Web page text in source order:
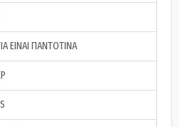
ΕΙΝΑΙ ΠΑΝΤΟΤΙΝΑ